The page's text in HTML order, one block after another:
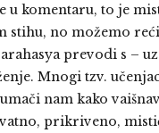
u komentaru, to je
no možemo
prevodi s –
Mnogi tzv.
nam kako
prikriveno,